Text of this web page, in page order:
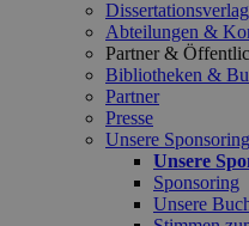
Dissertationsverlag
Abteilungen &
Partner &
Bibliotheken &
Partner
Presse
Unsere
Unsere
Sponsoring
Unsere